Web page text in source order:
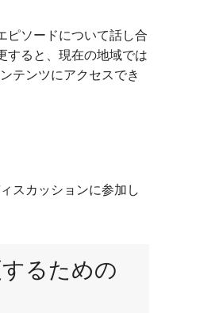
ピソードについて話し合
すると、現在の地域では
テンツにアクセスでき
スカッションに参加し
るための